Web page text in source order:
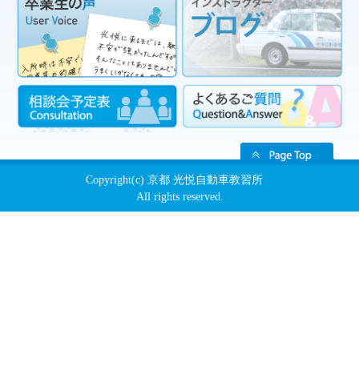
Copyright(c) 京都 光悦自動車教習所
All rights reserved.